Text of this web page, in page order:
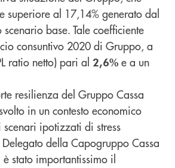
superiore al 17,14% generato dal
base. Tale coefficiente
consuntivo 2020 di Gruppo, a
ratio netto) pari al 2,6% e a un
resilienza del Gruppo Cassa
in un contesto economico
ipotizzati di stress
della Capogruppo Cassa
stato importantissimo il